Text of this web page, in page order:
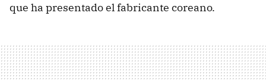
que ha presentado el fabricante coreano.